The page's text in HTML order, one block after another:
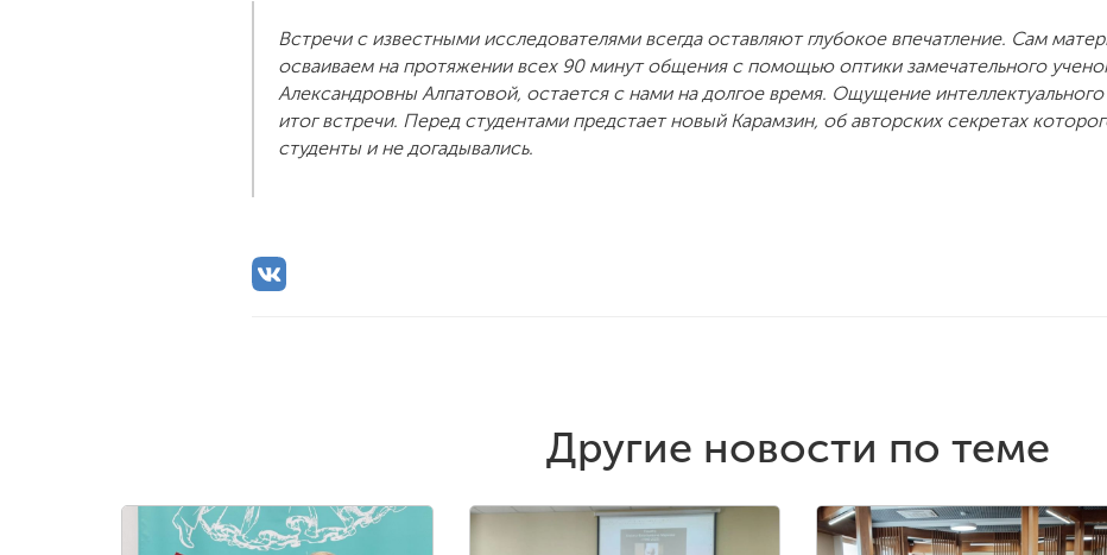
Встречи с известными исследователями всегда оставляют глубокое впечатление. Сам
осваиваем на протяжении всех 90 минут общения с помощью оптики замечательного
Александровны Алпатовой, остается с нами на долгое время. Ощущение интеллектуального
итог встречи. Перед студентами предстает новый Карамзин, об авторских секретах
студенты и не догадывались.
Другие новости по теме